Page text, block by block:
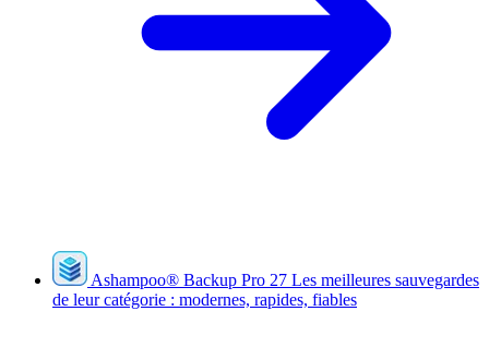
Ashampoo® Backup Pro 27 Les meilleures sauvegardes
de leur catégorie : modernes, rapides, fiables